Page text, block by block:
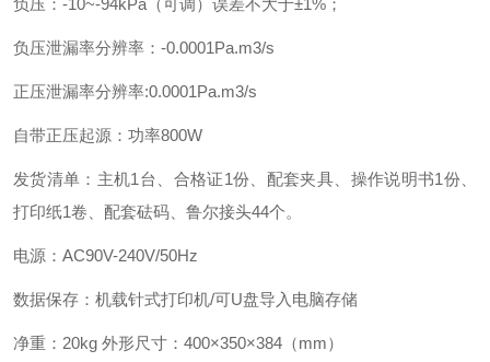
负压泄漏率分辨率：-0.0001Pa.m3/s
正压泄漏率分辨率:0.0001Pa.m3/s
自带正压起源：功率800W
发货清单：主机1台、合格证1份、配套夹具、操作说明书1份、
打印纸1卷、配套砝码、鲁尔接头44个。
电源：AC90V-240V/50Hz
数据保存：机载针式打印机/可U盘导入电脑存储
净重：20kg 外形尺寸：400×350×384（mm）